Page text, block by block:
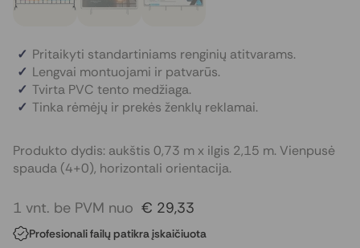
Pritaikyti standartiniams renginių atitvarams.
Lengvai montuojami ir patvarūs.
Tvirta PVC tento medžiaga.
Tinka rėmėjų ir prekės ženklų reklamai.
Produkto dydis: aukštis 0,73 m x ilgis 2,15 m. Vienpusė
spauda (4+0), horizontali orientacija.
1 vnt. be PVM nuo € 29,33
Profesionali failų patikra įskaičiuota